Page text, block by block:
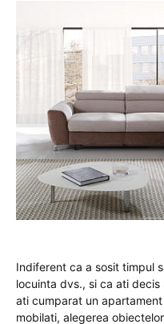
Indiferent ca a sosit timpul
locuinta dvs., si ca ati
ati cumparat un
mobilati, alegerea